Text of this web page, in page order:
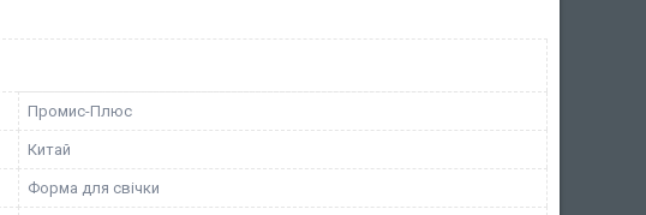
Промис-Плюс
Китай
Форма для свічки